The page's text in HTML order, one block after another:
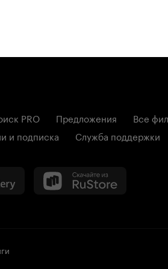
PRO Предложения Все
и подписка Служба поддержки